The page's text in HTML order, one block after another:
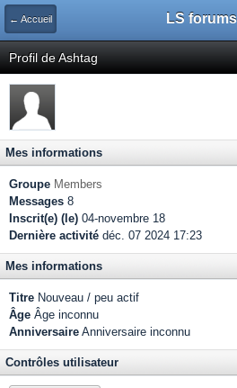
← Accueil LS forums
Profil de Ashtag
Mes informations
Groupe Members
Messages 8
Inscrit(e) (le) 04-novembre 18
Dernière activité déc. 07 2024 17:23
Mes informations
Titre Nouveau / peu actif
Âge Âge inconnu
Anniversaire Anniversaire inconnu
Contrôles utilisateur